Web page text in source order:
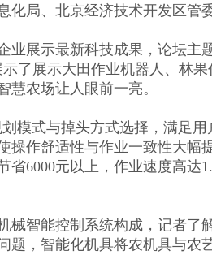
局、北京经济技术开发区管
展示最新科技成果，论坛主
了展示大田作业机器人、林
农场让人眼前一亮。
模式与掉头方式选择，满足
作舒适性与作业一致性大幅
6000元以上，作业速度高达
智能控制系统构成，记者了
，智能化机具将农机具与农